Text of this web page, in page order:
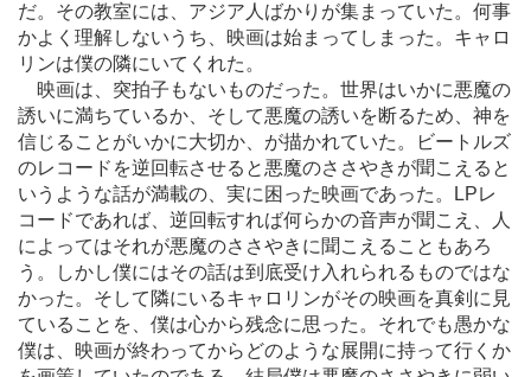
だ。その教室には、アジア人ばかりが集まっていた。何事
かよく理解しないうち、映画は始まってしまった。キャロ
リンは僕の隣にいてくれた。
映画は、突拍子もないものだった。世界はいかに悪魔の
誘いに満ちているか、そして悪魔の誘いを断るため、神を
信じることがいかに大切か、が描かれていた。ビートルズ
のレコードを逆回転させると悪魔のささやきが聞こえると
いうような話が満載の、実に困った映画であった。LPレ
コードであれば、逆回転すれば何らかの音声が聞こえ、人
によってはそれが悪魔のささやきに聞こえることもあろ
う。しかし僕にはその話は到底受け入れられるものではな
かった。そして隣にいるキャロリンがその映画を真剣に見
ていることを、僕は心から残念に思った。それでも愚かな
僕は、映画が終わってからどのような展開に持って行くか